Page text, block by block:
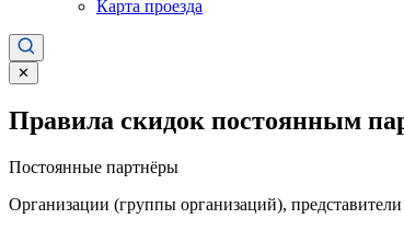
Карта проезда
✕
Правила скидок постоянным
Постоянные партнёры
Организации (группы организаций),